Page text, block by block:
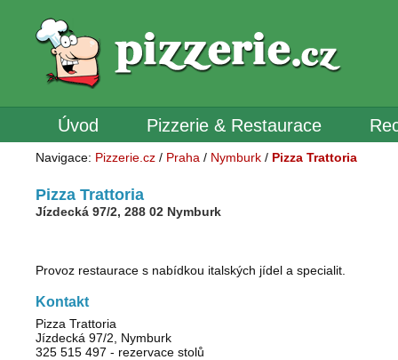
Úvod Pizzerie & Restaurace
Navigace: Pizzerie.cz / Praha / Nymburk / Pizza Trattoria
Pizza Trattoria
Jízdecká 97/2, 288 02 Nymburk
Provoz restaurace s nabídkou italských jídel a specialit.
Kontakt
Pizza Trattoria
Jízdecká 97/2, Nymburk
325 515 497 - rezervace stolů